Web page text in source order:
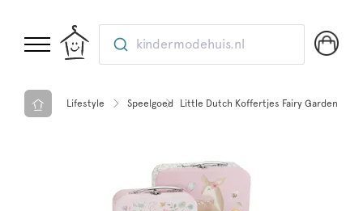
kindermodehuis.nl
Lifestyle Speelgoed Little Dutch Koffertjes Fairy Garden FSC